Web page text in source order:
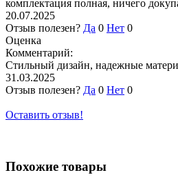
комплектация полная, ничего
20.07.2025
Отзыв полезен? Да 0 Нет 0
Оценка
Комментарий:
Стильный дизайн, надежные
31.03.2025
Отзыв полезен? Да 0 Нет 0
Оставить отзыв!
Похожие товары